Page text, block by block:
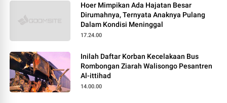
Hoer Mimpikan Ada Hajatan Besar
Dirumahnya, Ternyata Anaknya Pulang
Dalam Kondisi Meninggal
17.24.00
Inilah Daftar Korban Kecelakaan Bus
Rombongan Ziarah Walisongo Pesantren
Al-ittihad
14.00.00